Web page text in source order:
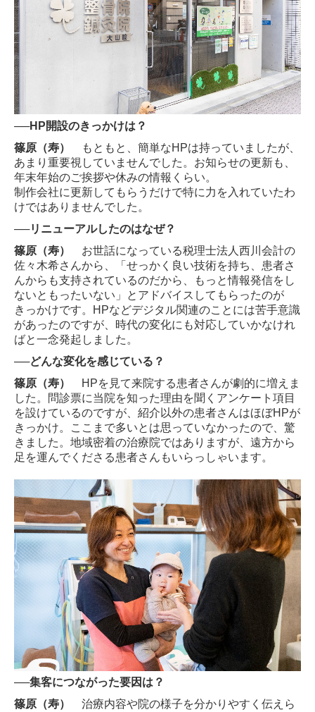
──HP開設のきっかけは？
篠原（寿）
もともと、簡単なHPは持っていましたが、
あまり重要視していませんでした。お知らせの更新も、
年末年始のご挨拶や休みの情報くらい。
制作会社に更新してもらうだけで特に力を入れていたわ
けではありませんでした。
──リニューアルしたのはなぜ？
篠原（寿） お世話になっている税理士法人西川会計の
佐々木希さんから、
「せっかく良い技術を持ち、患者さ
んからも支持されているのだから、もっと情報発信をし
ないともったいない」とアドバイスしてもらったのが
きっかけです。
HPなどデジタル関連のことには苦手意識
があったのですが、時代の変化にも対応していかなけれ
ばと一念発起しました。
──どんな変化を感じている？
篠原（寿）
HPを見て来院する患者さんが劇的に増えま
した。問診票に当院を知った理由を聞くアンケート項目
を設けているのですが、紹介以外の患者さんはほぼHPが
きっかけ。ここまで多いとは思っていなかったので、 驚
きました。地域密着の治療院ではありますが、遠方から
足を運んでくださる患者さんもいらっしゃいます。
──集客につながった要因は？
篠原（寿） 治療内容や院の様子を分かりやすく伝えら